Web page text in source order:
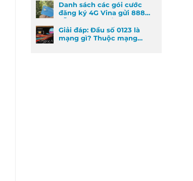
Danh sách các gói cước
đăng ký 4G Vina gửi 888
dễ đăng ký nhất
Giải đáp: Đầu số 0123 là
mạng gì? Thuộc mạng